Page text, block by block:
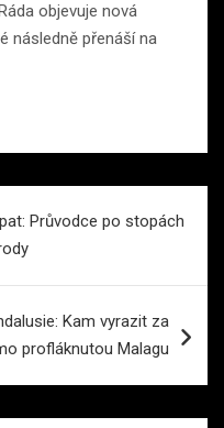
objevuje nová
následně přenáší na
Průvodce po stopách
Kam vyrazit za
profláknutou Malagu